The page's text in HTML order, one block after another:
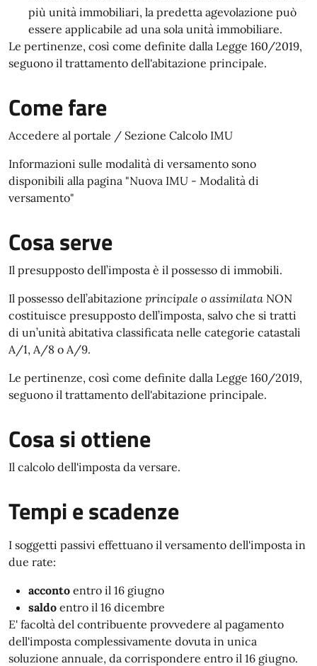
più unità immobiliari, la predetta agevolazione può
essere applicabile ad una sola unità immobiliare.
Le pertinenze, così come definite dalla Legge 160/2019,
seguono il trattamento dell'abitazione principale.
Come fare
Accedere al portale / Sezione Calcolo IMU
Informazioni sulle modalità di versamento sono
disponibili alla pagina "Nuova IMU - Modalità di
versamento"
Cosa serve
Il presupposto dell’imposta è il possesso di immobili.
Il possesso dell’abitazione principale o assimilata NON
costituisce presupposto dell’imposta, salvo che si tratti
di un’unità abitativa classificata nelle categorie catastali
A/1, A/8 o A/9.
Le pertinenze, così come definite dalla Legge 160/2019,
seguono il trattamento dell'abitazione principale.
Cosa si ottiene
Il calcolo dell'imposta da versare.
Tempi e scadenze
I soggetti passivi effettuano il versamento dell'imposta in
due rate:
acconto entro il 16 giugno
saldo entro il 16 dicembre
E' facoltà del contribuente provvedere al pagamento
dell'imposta complessivamente dovuta in unica
soluzione annuale, da corrispondere entro il 16 giugno.